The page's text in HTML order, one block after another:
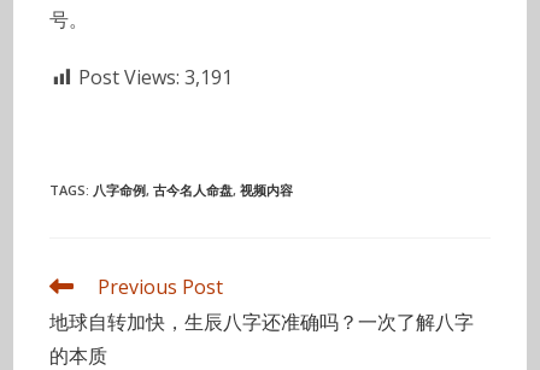
号。
Post Views: 3,191
TAGS: 八字命例, 古今名人命盘, 视频内容
Read
more
articles
Previous Post
地球自转加快，生辰八字还准确吗？一次了解八字
的本质